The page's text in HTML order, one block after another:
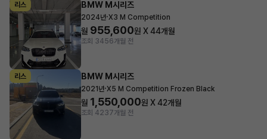
리스 BMW M시리즈
2024년·X3 M Competition
월 955,600원 X44개월
조회 3456개월 전
리스 BMW M시리즈
2021년·X5 M Competition Frozen Black
월 1,550,000원 X42개월
조회 4237개월 전